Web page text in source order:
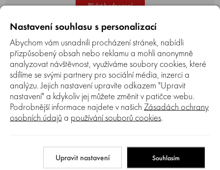
Přidat hodnocení
Poradna
Naši poradci a znalci sortimentu jsou
připraveni odpovídat na Vaše dotazy (Po–
Nastavení souhlasu s personalizací
Abychom vám usnadnili procházení stránek, nabídli
přizpůsobený obsah nebo reklamu a mohli anonymně
analyzovat návštěvnost, využíváme soubory cookies, které
sdílíme se svými partnery pro sociální média, inzerci a
analýzu. Jejich nastavení upravíte odkazem "Upravit
nastavení" a kdykoliv jej můžete změnit v patičce webu.
Podrobnější informace najdete v našich Zásadách ochrany
osobních údajů a používání souborů cookies.
Upravit nastavení Souhlasím